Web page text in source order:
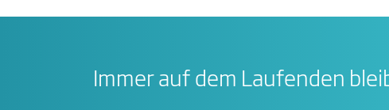
Immer auf dem Laufenden